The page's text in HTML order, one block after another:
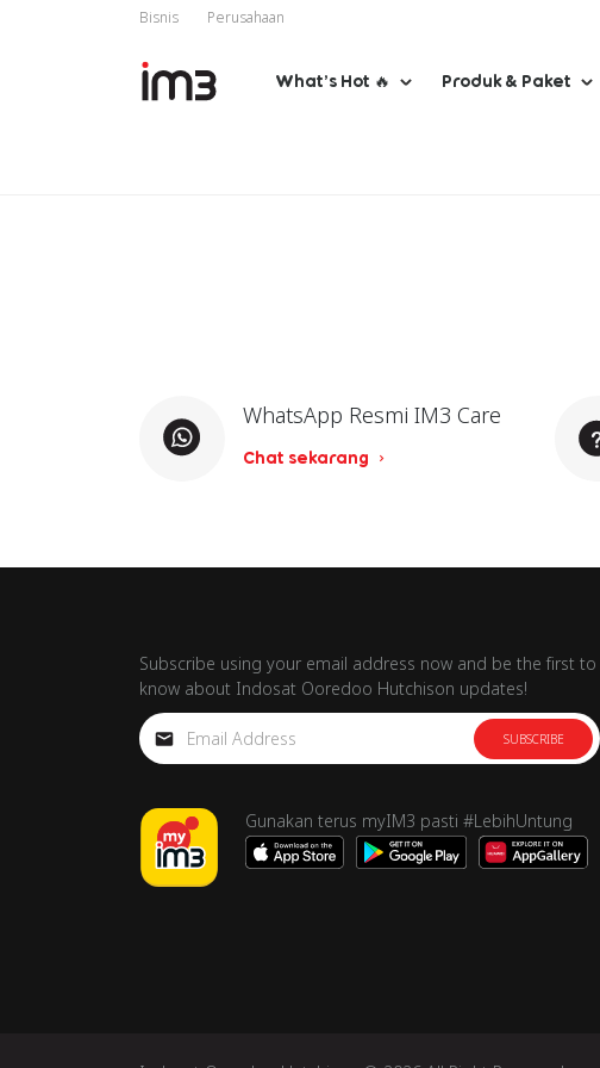
Bisnis Perusahaan
What’s Hot 🔥 Produk & Paket
WhatsApp Resmi IM3 Care
Chat sekarang
Subscribe using your email address now and be the first to
know about Indosat Ooredoo Hutchison updates!
SUBSCRIBE
Gunakan terus myIM3 pasti #LebihUntung